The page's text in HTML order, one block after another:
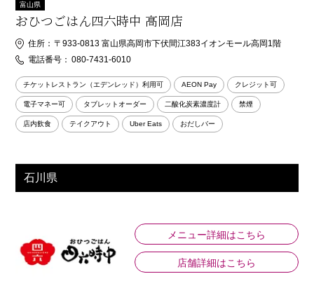
富山県
おひつごはん四六時中 高岡店
住所： 〒933-0813 富山県高岡市下伏間江383イオンモール高岡1階
電話番号： 080-7431-6010
チケットレストラン（エデンレッド）利用可 AEON Pay クレジット可
電子マネー可 タブレットオーダー 二酸化炭素濃度計 禁煙
店内飲食 テイクアウト Uber Eats おだしバー
石川県
メニュー詳細はこちら
店舗詳細はこちら